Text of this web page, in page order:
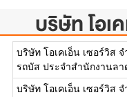
บริษัท โอเ
บริษัท โอเคเอ็น เซอร์วิส จ
รถบัส ประจำสำนักงานลา
บริษัท โอเคเอ็น เซอร์วิส จ